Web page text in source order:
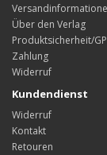
Über den Verlag
Produktsicherheit/
Zahlung
Widerruf
Kundendienst
Widerruf
Kontakt
Retouren